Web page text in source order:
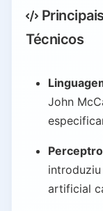
Técnicos
John
artificial